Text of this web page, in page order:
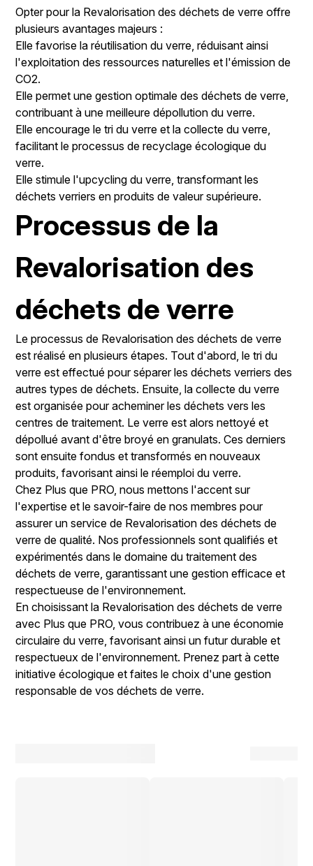
Opter pour la Revalorisation des déchets de verre offre
plusieurs avantages majeurs :
Elle favorise la réutilisation du verre, réduisant ainsi
l'exploitation des ressources naturelles et l'émission de
CO2.
Elle permet une gestion optimale des déchets de verre,
contribuant à une meilleure dépollution du verre.
Elle encourage le tri du verre et la collecte du verre,
facilitant le processus de recyclage écologique du
verre.
Elle stimule l'upcycling du verre, transformant les
déchets verriers en produits de valeur supérieure.
Processus de la
Revalorisation des
déchets de verre
Le processus de Revalorisation des déchets de verre
est réalisé en plusieurs étapes. Tout d'abord, le tri du
verre est effectué pour séparer les déchets verriers des
autres types de déchets. Ensuite, la collecte du verre
est organisée pour acheminer les déchets vers les
centres de traitement. Le verre est alors nettoyé et
dépollué avant d'être broyé en granulats. Ces derniers
sont ensuite fondus et transformés en nouveaux
produits, favorisant ainsi le réemploi du verre.
Chez Plus que PRO, nous mettons l'accent sur
l'expertise et le savoir-faire de nos membres pour
assurer un service de Revalorisation des déchets de
verre de qualité. Nos professionnels sont qualifiés et
expérimentés dans le domaine du traitement des
déchets de verre, garantissant une gestion efficace et
respectueuse de l'environnement.
En choisissant la Revalorisation des déchets de verre
avec Plus que PRO, vous contribuez à une économie
circulaire du verre, favorisant ainsi un futur durable et
respectueux de l'environnement. Prenez part à cette
initiative écologique et faites le choix d'une gestion
responsable de vos déchets de verre.